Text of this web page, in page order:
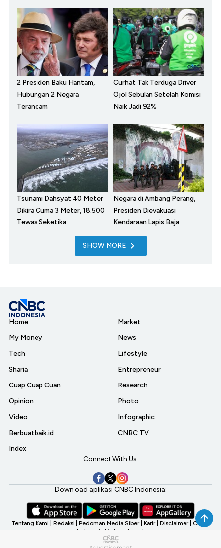
2 Presiden Baku Hantam,
Hubungan 2 Negara
Terancam
Curhat Tak Terduga Driver
Ojol Sebulan Setelah Komisi
Naik Jadi 92%
Tsunami Dahsyat 40 Meter
Dikira Cuma 3 Meter, 18.500
Tewas Seketika
Negara di Ambang Perang,
Presiden Dievakuasi
Kendaraan Lapis Baja
SHOW MORE
Home
My Money
Tech
Sharia
Cuap Cuap Cuan
Opinion
Video
Berbuatbaik.id
Index
Market
News
Lifestyle
Entrepreneur
Research
Photo
Infographic
CNBC TV
Connect With Us:
Download aplikasi CNBC Indonesia:
Tentang Kami Redaksi Pedoman Media Siber Karir Disclaimer CNBC
Indonesia My Investment
©2026 CNBC Indonesia, A Transmedia Company